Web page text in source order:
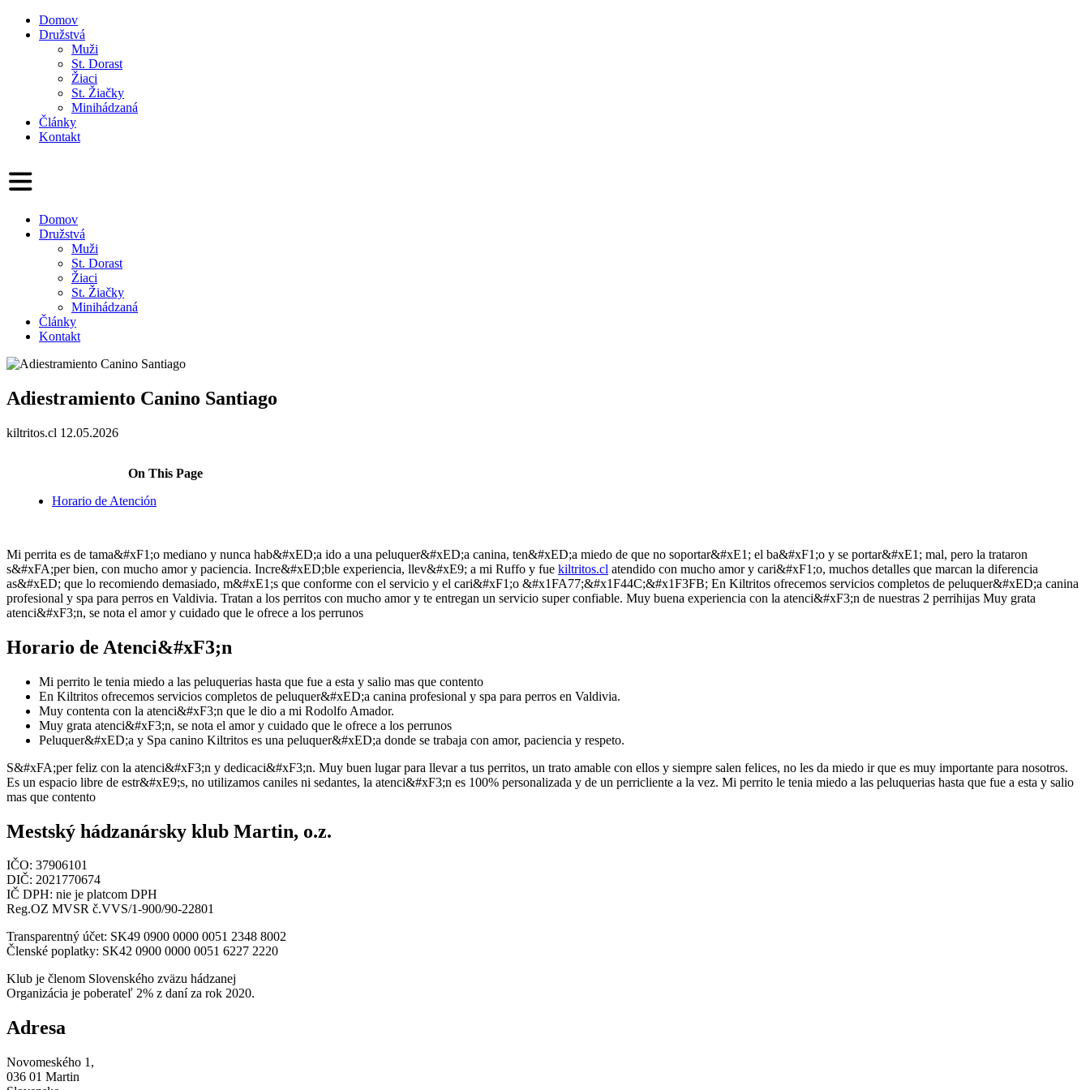
Domov
Družstvá
Muži
St. Dorast
Žiaci
St. Žiačky
Minihádzaná
Články
Kontakt
Domov
Družstvá
Muži
St. Dorast
Žiaci
St. Žiačky
Minihádzaná
Články
Kontakt
Adiestramiento Canino Santiago
kiltritos.cl 12.05.2026
On This Page
Horario de Atención
Mi perrita es de tama&#xF1;o mediano y nunca hab&#xED;a ido a una peluquer&#xED;a canina, ten&#xED;a miedo de que no soportar&#xE1; el ba&#xF1;o y se portar&#xE1; mal, pero la trataron
s&#xFA;per bien, con mucho amor y paciencia. Incre&#xED;ble experiencia, llev&#xE9; a mi Ruffo y fue kiltritos.cl atendido con mucho amor y cari&#xF1;o, muchos detalles que marcan la diferencia
as&#xED; que lo recomiendo demasiado, m&#xE1;s que conforme con el servicio y el cari&#xF1;o &#x1FA77;&#x1F44C;&#x1F3FB; En Kiltritos ofrecemos servicios completos de peluquer&#xED;a canina
profesional y spa para perros en Valdivia. Tratan a los perritos con mucho amor y te entregan un servicio super confiable. Muy buena experiencia con la atenci&#xF3;n de nuestras 2 perrihijas Muy grata
atenci&#xF3;n, se nota el amor y cuidado que le ofrece a los perrunos
Horario de Atenci&#xF3;n
Mi perrito le tenia miedo a las peluquerias hasta que fue a esta y salio mas que contento
En Kiltritos ofrecemos servicios completos de peluquer&#xED;a canina profesional y spa para perros en Valdivia.
Muy contenta con la atenci&#xF3;n que le dio a mi Rodolfo Amador.
Muy grata atenci&#xF3;n, se nota el amor y cuidado que le ofrece a los perrunos
Peluquer&#xED;a y Spa canino Kiltritos es una peluquer&#xED;a donde se trabaja con amor, paciencia y respeto.
S&#xFA;per feliz con la atenci&#xF3;n y dedicaci&#xF3;n. Muy buen lugar para llevar a tus perritos, un trato amable con ellos y siempre salen felices, no les da miedo ir que es muy importante para nosotros.
Es un espacio libre de estr&#xE9;s, no utilizamos caniles ni sedantes, la atenci&#xF3;n es 100% personalizada y de un perricliente a la vez. Mi perrito le tenia miedo a las peluquerias hasta que fue a esta y salio
mas que contento
Mestský hádzanársky klub Martin, o.z.
IČO: 37906101
DIČ: 2021770674
IČ DPH: nie je platcom DPH
Reg.OZ MVSR č.VVS/1-900/90-22801
Transparentný účet: SK49 0900 0000 0051 2348 8002
Členské poplatky: SK42 0900 0000 0051 6227 2220
Klub je členom Slovenského zväzu hádzanej
Organizácia je poberateľ 2% z daní za rok 2020.
Adresa
Novomeského 1,
036 01 Martin